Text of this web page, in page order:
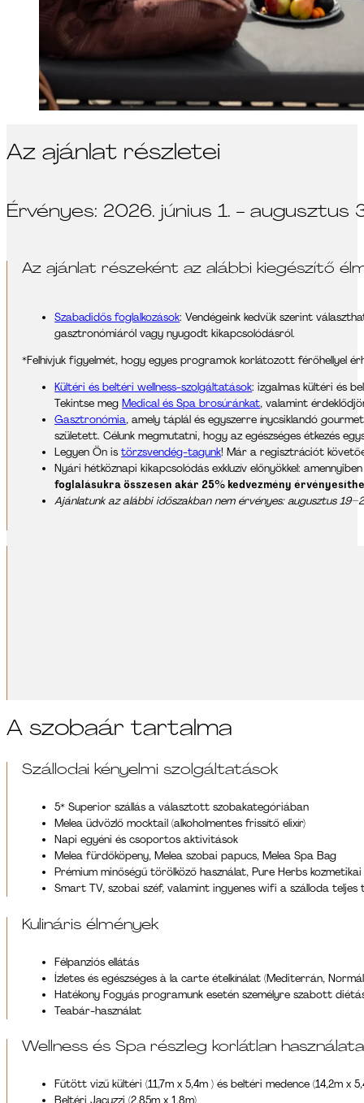
Az ajánlat részletei
Érvényes: 2026. június 1. - augusztus
Az ajánlat részeként az alábbi kiegészítő
Szabadidős foglalkozások: Vendégeink kedvük szerint
gasztronómiáról vagy nyugodt kikapcsolódásról.
*Felhívjuk figyelmét, hogy egyes programok korlátozott férőhellyel
Kültéri és beltéri wellness-szolgáltatások: izgalmas kültéri és
Tekintse megMedical és Spa brosúránkat, valamint
Gasztronómia, amely táplál és egyszerre ínycsiklandó
született. Célunk megmutatni, hogy az egészséges étkezés
Legyen Ön istörzsvendég-tagunk! Már a regisztrációt
Nyári hétköznapi kikapcsolódás exkluzív előnyökkel:
foglalásukra összesen akár 25% kedvezmény
Ajánlatunk az alábbi időszakban nem érvényes: augusztus
A szobaár tartalma
Szállodai kényelmi szolgáltatások
5* Superior szállás a választott szobakategóriában
Melea üdvözlő mocktail (alkoholmentes frissítő elixír)
Napi egyéni és csoportos aktivitások
Melea fürdőköpeny, Melea szobai papucs, Melea Spa Bag
Prémium minőségű törölköző használat, Pure Herbs kozmetikai
Smart TV, szobai széf, valamint ingyenes wifi a szálloda teljes
Kulináris élmények
Félpanziós ellátás
Ízletes és egészséges à la carte ételkínálat (Mediterrán,
Hatékony Fogyás programunk esetén személyre szabott
Teabár-használat
Wellness és Spa részleg korlátlan használata
Fűtött vizű kültéri (11,7m x 5,4m ) és beltéri medence (14,2m x
Beltéri Jacuzzi (2,85m x 1,8m)